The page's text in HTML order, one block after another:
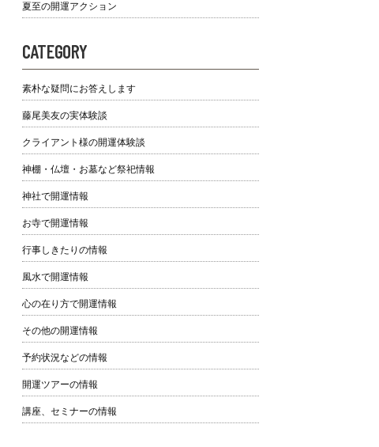
夏至の開運アクション
CATEGORY
素朴な疑問にお答えします
藤尾美友の実体験談
クライアント様の開運体験談
神棚・仏壇・お墓など祭祀情報
神社で開運情報
お寺で開運情報
行事しきたりの情報
風水で開運情報
心の在り方で開運情報
その他の開運情報
予約状況などの情報
開運ツアーの情報
講座、セミナーの情報